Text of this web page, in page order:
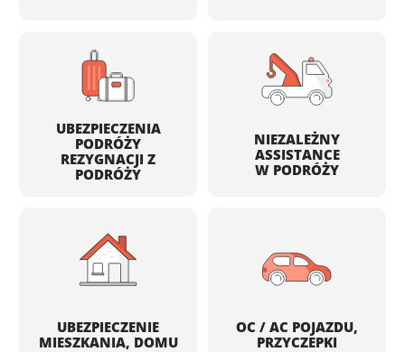
UBEZPIECZENIA
PODRÓŻY
REZYGNACJI Z
PODRÓŻY
NIEZALEŻNY
ASSISTANCE
W PODRÓŻY
UBEZPIECZENIE
MIESZKANIA, DOMU
OC / AC POJAZDU,
PRZYCZEPKI